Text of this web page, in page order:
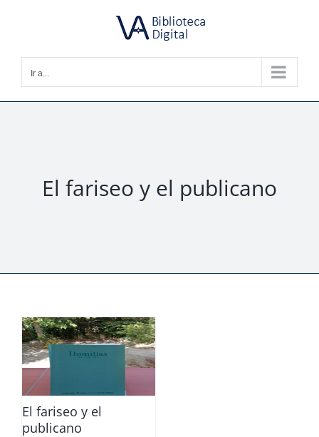
Ir a...
El fariseo y el publicano
El fariseo y el
publicano